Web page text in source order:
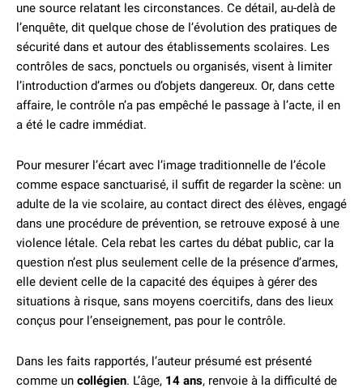
une source relatant les circonstances. Ce détail, au-delà de
l’enquête, dit quelque chose de l’évolution des pratiques de
sécurité dans et autour des établissements scolaires. Les
contrôles de sacs, ponctuels ou organisés, visent à limiter
l’introduction d’armes ou d’objets dangereux. Or, dans cette
affaire, le contrôle n’a pas empêché le passage à l’acte, il en
a été le cadre immédiat.
Pour mesurer l’écart avec l’image traditionnelle de l’école
comme espace sanctuarisé, il suffit de regarder la scène: un
adulte de la vie scolaire, au contact direct des élèves, engagé
dans une procédure de prévention, se retrouve exposé à une
violence létale. Cela rebat les cartes du débat public, car la
question n’est plus seulement celle de la présence d’armes,
elle devient celle de la capacité des équipes à gérer des
situations à risque, sans moyens coercitifs, dans des lieux
conçus pour l’enseignement, pas pour le contrôle.
Dans les faits rapportés, l’auteur présumé est présenté
comme un collégien. L’âge, 14 ans, renvoie à la difficulté de